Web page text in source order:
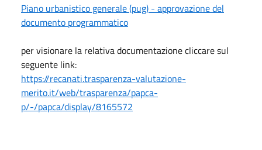
Piano urbanistico generale (pug) - approvazione del
documento programmatico
per visionare la relativa documentazione cliccare sul
seguente link:
https://recanati.trasparenza-valutazione-
merito.it/web/trasparenza/papca-
p/-/papca/display/8165572